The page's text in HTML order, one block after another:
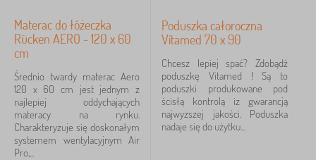
Materac do łóżeczka
Rücken AERO - 120 x 60
cm
Średnio twardy materac Aero
120 x 60 cm jest jednym z
najlepiej oddychających
materacy na rynku.
Charakteryzuje się doskonałym
systemem wentylacyjnym Air
Pro,...
Poduszka całoroczna
Vitamed 70 x 90
Chcesz lepiej spać? Zdobądź
poduszkę Vitamed ! Są to
poduszki produkowane pod
ścisłą kontrolą iz gwarancją
najwyższej jakości. Poduszka
nadaje się do użytku...